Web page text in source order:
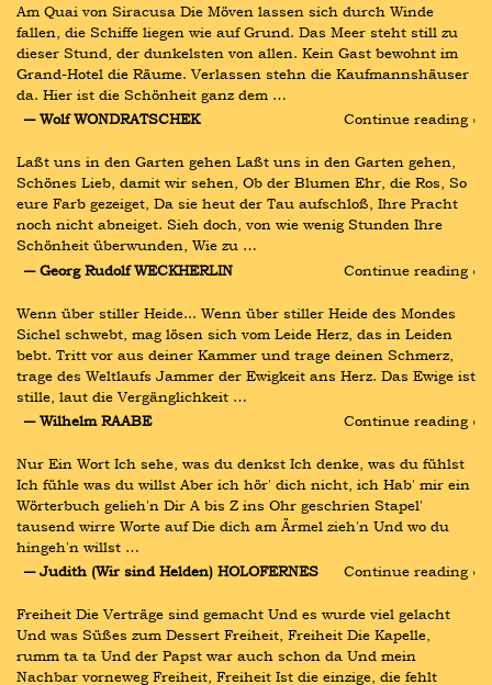
Am Quai von Siracusa Die Möven lassen sich durch Winde
fallen, die Schiffe liegen wie auf Grund. Das Meer steht still zu
dieser Stund, der dunkelsten von allen. Kein Gast bewohnt im
Grand-Hotel die Räume. Verlassen stehn die Kaufmannshäuser
da. Hier ist die Schönheit ganz dem …
― Wolf WONDRATSCHEK
Continue reading ›
Laßt uns in den Garten gehen Laßt uns in den Garten gehen,
Schönes Lieb, damit wir sehen, Ob der Blumen Ehr, die Ros, So
eure Farb gezeiget, Da sie heut der Tau aufschloß, Ihre Pracht
noch nicht abneiget. Sieh doch, von wie wenig Stunden Ihre
Schönheit überwunden, Wie zu …
― Georg Rudolf WECKHERLIN
Continue reading ›
Wenn über stiller Heide... Wenn über stiller Heide des Mondes
Sichel schwebt, mag lösen sich vom Leide Herz, das in Leiden
bebt. Tritt vor aus deiner Kammer und trage deinen Schmerz,
trage des Weltlaufs Jammer der Ewigkeit ans Herz. Das Ewige ist
stille, laut die Vergänglichkeit …
― Wilhelm RAABE
Continue reading ›
Nur Ein Wort Ich sehe, was du denkst Ich denke, was du fühlst
Ich fühle was du willst Aber ich hör' dich nicht, ich Hab' mir ein
Wörterbuch gelieh'n Dir A bis Z ins Ohr geschrien Stapel'
tausend wirre Worte auf Die dich am Ärmel zieh'n Und wo du
hingeh'n willst …
― Judith (Wir sind Helden) HOLOFERNES
Continue reading ›
Freiheit Die Verträge sind gemacht Und es wurde viel gelacht
Und was Süßes zum Dessert Freiheit, Freiheit Die Kapelle,
rumm ta ta Und der Papst war auch schon da Und mein
Nachbar vorneweg Freiheit, Freiheit Ist die einzige, die fehlt